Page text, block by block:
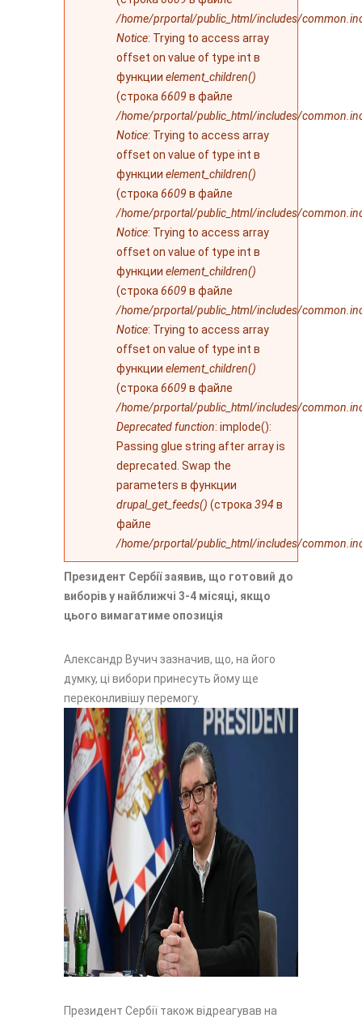
/home/prportal/public_html/includes/
Notice: Trying to access array
offset on value of type int в
функции element_children()
(строка 6609 в файле
/home/prportal/public_html/includes/
Notice: Trying to access array
offset on value of type int в
функции element_children()
(строка 6609 в файле
/home/prportal/public_html/includes/
Notice: Trying to access array
offset on value of type int в
функции element_children()
(строка 6609 в файле
/home/prportal/public_html/includes/
Notice: Trying to access array
offset on value of type int в
функции element_children()
(строка 6609 в файле
/home/prportal/public_html/includes/
Deprecated function: implode():
Passing glue string after array is
deprecated. Swap the
parameters в функции
drupal_get_feeds() (строка 394в
файле
/home/prportal/public_html/includes/
Президент Сербії заявив, що готовий до
виборів у найближчі 3-4 місяці, якщо
цього вимагатиме опозиція
Александр Вучич зазначив, що, на його
думку, ці вибори принесуть йому ще
переконливішу перемогу.
Президент Сербії також відреагував на